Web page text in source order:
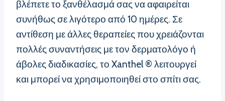
βλέπετε το ξανθέλασμά σας να αφαιρείται
συνήθως σε λιγότερο από 10 ημέρες. Σε
αντίθεση με άλλες θεραπείες που χρειάζονται
πολλές συναντήσεις με τον δερματολόγο ή
άβολες διαδικασίες, το Xanthel ® λειτουργεί
και μπορεί να χρησιμοποιηθεί στο σπίτι σας.